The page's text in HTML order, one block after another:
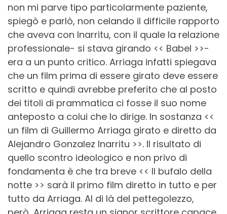
non mi parve tipo particolarmente paziente,
spiegò e parlò, non celando il difficile rapporto
che aveva con Inarritu, con il quale la relazione
professionale- si stava girando << Babel >>-
era a un punto critico. Arriaga infatti spiegava
che un film prima di essere girato deve essere
scritto e quindi avrebbe preferito che al posto
dei titoli di prammatica ci fosse il suo nome
anteposto a colui che lo dirige. In sostanza <<
un film di Guillermo Arriaga girato e diretto da
Alejandro Gonzalez Inarritu >>. Il risultato di
quello scontro ideologico e non privo di
fondamenta è che tra breve << Il bufalo della
notte >> sarà il primo film diretto in tutto e per
tutto da Arriaga. Al di là del pettegolezzo,